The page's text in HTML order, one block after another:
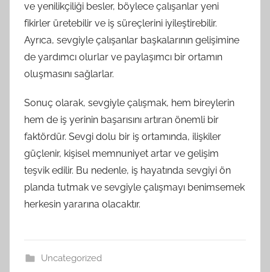
ve yenilikçiliği besler, böylece çalışanlar yeni
fikirler üretebilir ve iş süreçlerini iyileştirebilir.
Ayrıca, sevgiyle çalışanlar başkalarının gelişimine
de yardımcı olurlar ve paylaşımcı bir ortamın
oluşmasını sağlarlar.
Sonuç olarak, sevgiyle çalışmak, hem bireylerin
hem de iş yerinin başarısını artıran önemli bir
faktördür. Sevgi dolu bir iş ortamında, ilişkiler
güçlenir, kişisel memnuniyet artar ve gelişim
teşvik edilir. Bu nedenle, iş hayatında sevgiyi ön
planda tutmak ve sevgiyle çalışmayı benimsemek
herkesin yararına olacaktır.
Uncategorized